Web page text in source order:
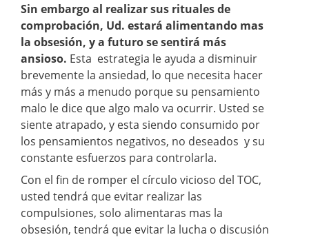
Sin embargo al realizar sus rituales de
comprobación, Ud. estará alimentando mas
la obsesión, y a futuro se sentirá más
ansioso. Esta estrategia le ayuda a disminuir
brevemente la ansiedad, lo que necesita hacer
más y más a menudo porque su pensamiento
malo le dice que algo malo va ocurrir. Usted se
siente atrapado, y esta siendo consumido por
los pensamientos negativos, no deseados y su
constante esfuerzos para controlarla.
Con el fin de romper el círculo vicioso del TOC,
usted tendrá que evitar realizar las
compulsiones, solo alimentaras mas la
obsesión, tendrá que evitar la lucha o discusión